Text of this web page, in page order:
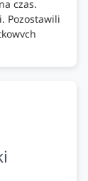
czas.
Pozostawili
–